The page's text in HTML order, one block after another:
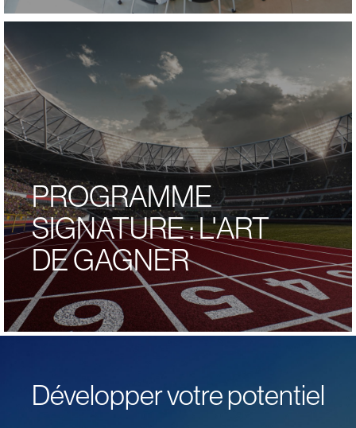
interactions et le niveau d'engagement réel des
collaborateurs.
L'Intervention : Planification d'une intervention
systémique (atelier sur mesure) pour rétablir des
protocoles de communication sains et une culture de
reconnaissance.
Résultats & Livrables : Un plan d'action culturel concret,
des équipes plus performante et une amélioration de la
rétention des talents.
PROGRAMME
SIGNATURE : L'ART
DE GAGNER
Développer votre potentiel